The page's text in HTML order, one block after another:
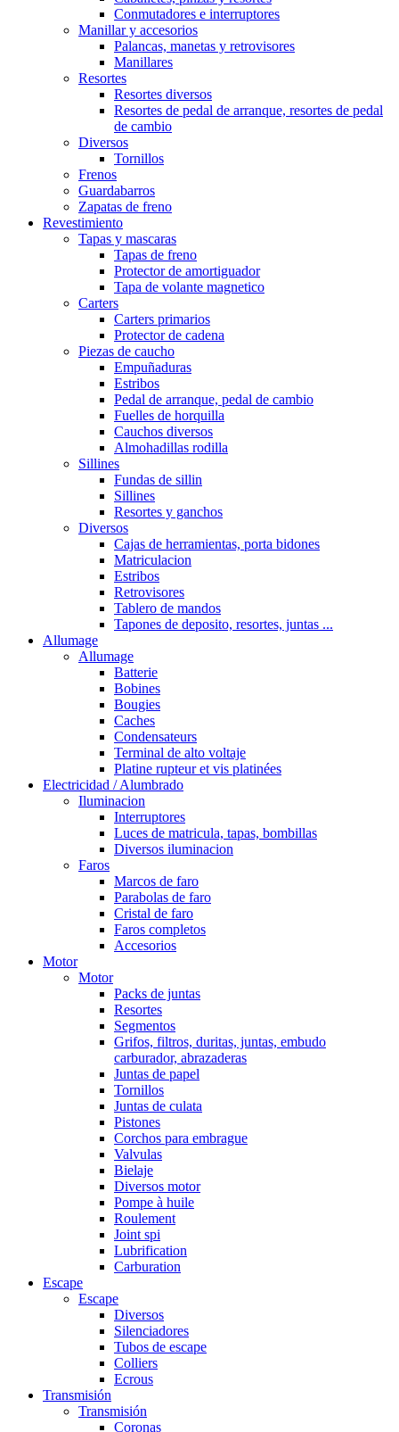
Conmutadores e interruptores
Manillar y accesorios
Palancas, manetas y retrovisores
Manillares
Resortes
Resortes diversos
Resortes de pedal de arranque, resortes de pedal
de cambio
Diversos
Tornillos
Frenos
Guardabarros
Zapatas de freno
Revestimiento
Tapas y mascaras
Tapas de freno
Protector de amortiguador
Tapa de volante magnetico
Carters
Carters primarios
Protector de cadena
Piezas de caucho
Empuñaduras
Estribos
Pedal de arranque, pedal de cambio
Fuelles de horquilla
Cauchos diversos
Almohadillas rodilla
Sillines
Fundas de sillin
Sillines
Resortes y ganchos
Diversos
Cajas de herramientas, porta bidones
Matriculacion
Estribos
Retrovisores
Tablero de mandos
Tapones de deposito, resortes, juntas ...
Allumage
Allumage
Batterie
Bobines
Bougies
Caches
Condensateurs
Terminal de alto voltaje
Platine rupteur et vis platinées
Electricidad / Alumbrado
Iluminacion
Interruptores
Luces de matricula, tapas, bombillas
Diversos iluminacion
Faros
Marcos de faro
Parabolas de faro
Cristal de faro
Faros completos
Accesorios
Motor
Motor
Packs de juntas
Resortes
Segmentos
Grifos, filtros, duritas, juntas, embudo
carburador, abrazaderas
Juntas de papel
Tornillos
Juntas de culata
Pistones
Corchos para embrague
Valvulas
Bielaje
Diversos motor
Pompe à huile
Roulement
Joint spi
Lubrification
Carburation
Escape
Escape
Diversos
Silenciadores
Tubos de escape
Colliers
Ecrous
Transmisión
Transmisión
Coronas